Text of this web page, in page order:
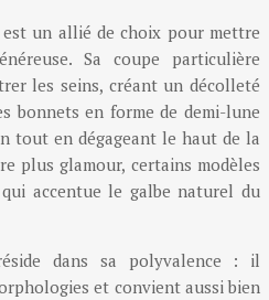
un allié de choix pour mettre
Sa coupe particulière
les seins, créant un décolleté
bonnets en forme de demi-lune
tout en dégageant le haut de la
plus glamour, certains modèles
accentue le galbe naturel du
dans sa polyvalence : il
et convient aussi bien